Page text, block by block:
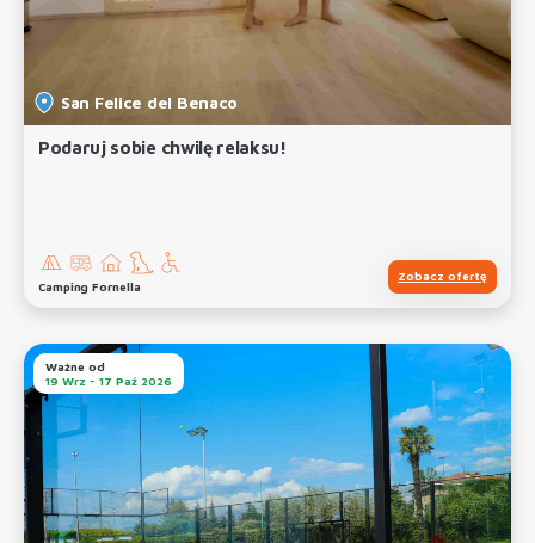
San Felice del Benaco
Podaruj sobie chwilę relaksu!
Camping Fornella
Zobacz ofertę
Ważne od
19 Wrz - 17 Paź 2026